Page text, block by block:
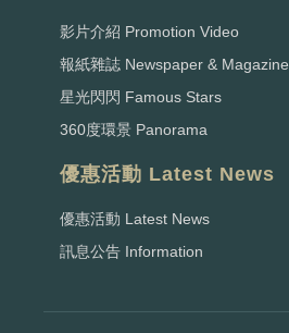
影片介紹 Promotion Video
報紙雜誌 Newspaper & Magazine
星光閃閃 Famous Stars
360度環景 Panorama
優惠活動 Latest News
優惠活動 Latest News
訊息公告 Information